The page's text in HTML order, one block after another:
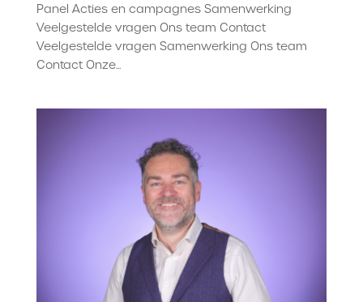
Panel Acties en campagnes Samenwerking
Veelgestelde vragen Ons team Contact
Veelgestelde vragen Samenwerking Ons team
Contact Onze...